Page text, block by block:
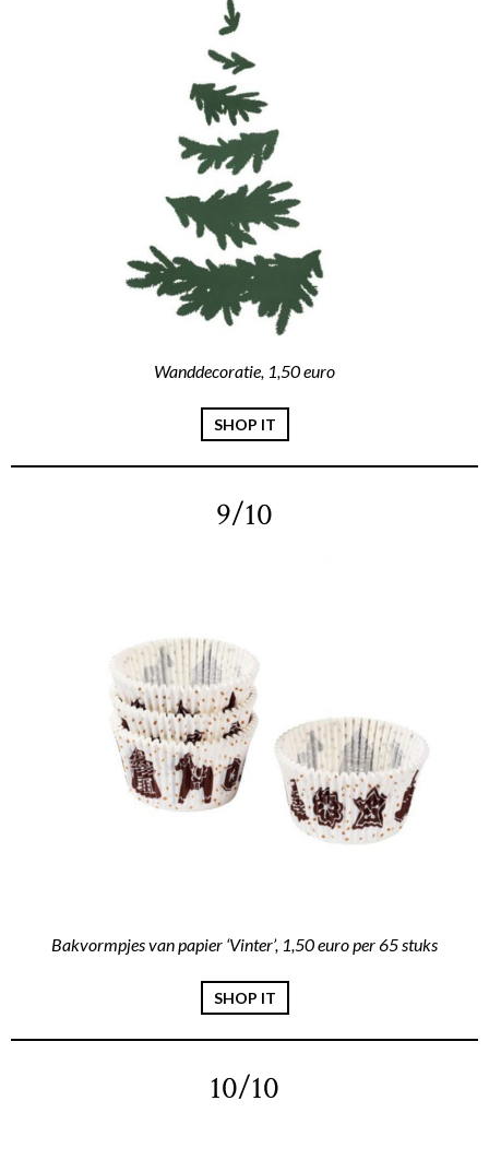
Wanddecoratie, 1,50 euro
SHOP IT
9/10
Bakvormpjes van papier ‘Vinter’, 1,50 euro per 65 stuks
SHOP IT
10/10